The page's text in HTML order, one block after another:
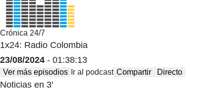
Crónica 24/7
1x24: Radio Colombia
23/08/2024 - 01:38:13
Ver más episodios Ir al podcast Compartir Directo
Noticias en 3′